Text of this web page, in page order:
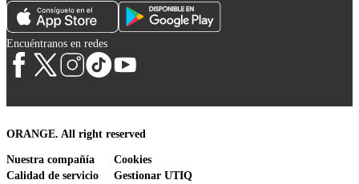
Encuéntranos en redes
ORANGE. All right reserved
Nuestra compañía
Calidad de servicio
Cookies
Gestionar UTIQ